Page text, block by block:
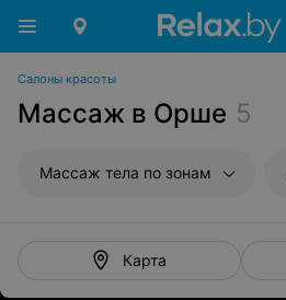
Салоны красоты
Массаж в Орше 5
Массаж тела по зонам
Карта